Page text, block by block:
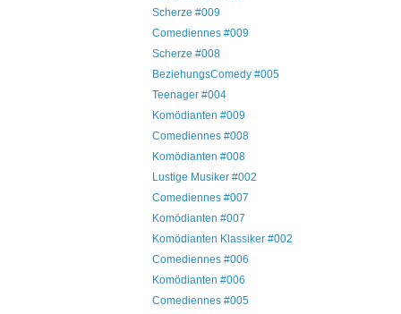
Scherze #009
Comediennes #009
Scherze #008
BeziehungsComedy #005
Teenager #004
Komödianten #009
Comediennes #008
Komödianten #008
Lustige Musiker #002
Comediennes #007
Komödianten #007
Komödianten Klassiker #002
Comediennes #006
Komödianten #006
Comediennes #005